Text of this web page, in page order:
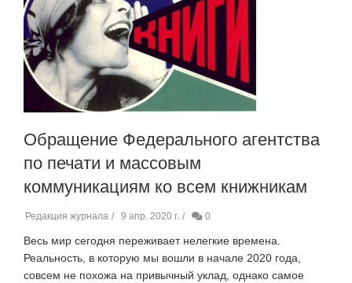
Обращение Федерального агентства
по печати и массовым
коммуникациям ко всем книжникам
Редакция журнала 9 апр. 2020 г. 0
Весь мир сегодня переживает нелегкие времена.
Реальность, в которую мы вошли в начале 2020 года,
совсем не похожа на привычный уклад, однако самое